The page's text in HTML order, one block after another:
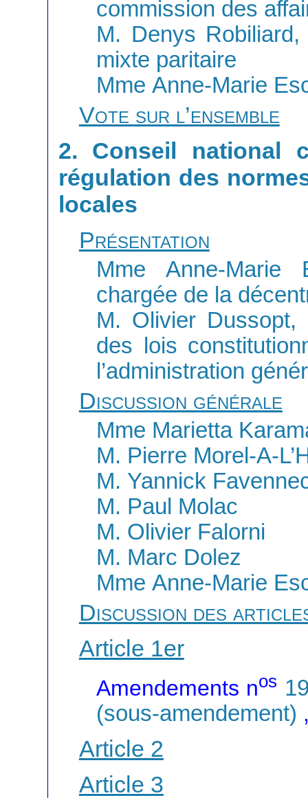
commission des
M. Denys
mixte paritaire
Mme Anne-Marie
Vote sur l’ensemble
2. Conseil national
régulation des
locales
Présentation
Mme Anne-Marie
chargée de la
M. Olivier Dussopt,
des lois
l’administration
Discussion générale
Mme Marietta
M. Pierre Morel-A-
M. Yannick
M. Paul Molac
M. Olivier Falorni
M. Marc Dolez
Mme Anne-Marie
Discussion des
Article 1er
Amendements nos
(sous-amendement)
Article 2
Article 3